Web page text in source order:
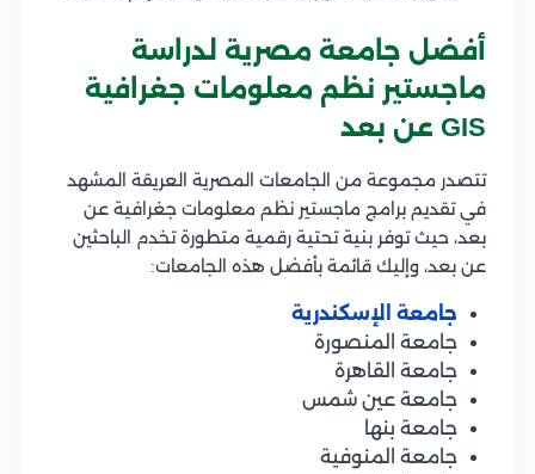
أفضل جامعة مصرية لدراسة
ماجستير نظم معلومات جغرافية
GIS عن بعد
تتصدر مجموعة من الجامعات المصرية العريقة المشهد
في تقديم برامج ماجستير نظم معلومات جغرافية عن
بعد، حيث توفر بنية تحتية رقمية متطورة تخدم الباحثين
عن بعد، وإليك قائمة بأفضل هذه الجامعات:
جامعة الإسكندرية
جامعة المنصورة
جامعة القاهرة
جامعة عين شمس
جامعة بنها
جامعة المنوفية